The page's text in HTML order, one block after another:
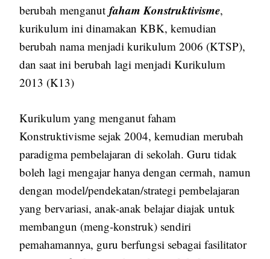
berubah menganut faham Konstruktivisme,
kurikulum ini dinamakan KBK, kemudian
berubah nama menjadi kurikulum 2006 (KTSP),
dan saat ini berubah lagi menjadi Kurikulum
2013 (K13)
Kurikulum yang menganut faham
Konstruktivisme sejak 2004, kemudian merubah
paradigma pembelajaran di sekolah. Guru tidak
boleh lagi mengajar hanya dengan cermah, namun
dengan model/pendekatan/strategi pembelajaran
yang bervariasi, anak-anak belajar diajak untuk
membangun (meng-konstruk) sendiri
pemahamannya, guru berfungsi sebagai fasilitator